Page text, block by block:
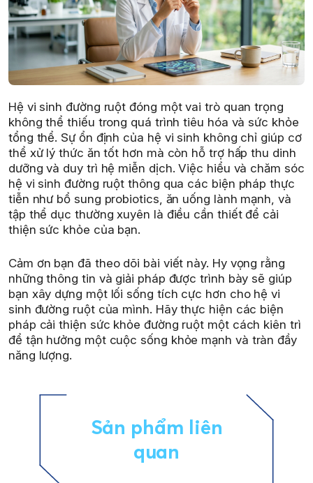
Hệ vi sinh đường ruột đóng một vai trò quan trọng
không thể thiếu trong quá trình tiêu hóa và sức khỏe
tổng thể. Sự ổn định của hệ vi sinh không chỉ giúp cơ
thể xử lý thức ăn tốt hơn mà còn hỗ trợ hấp thu dinh
dưỡng và duy trì hệ miễn dịch. Việc hiểu và chăm sóc
hệ vi sinh đường ruột thông qua các biện pháp thực
tiễn như bổ sung probiotics, ăn uống lành mạnh, và
tập thể dục thường xuyên là điều cần thiết để cải
thiện sức khỏe của bạn.
Cảm ơn bạn đã theo dõi bài viết này. Hy vọng rằng
những thông tin và giải pháp được trình bày sẽ giúp
bạn xây dựng một lối sống tích cực hơn cho hệ vi
sinh đường ruột của mình. Hãy thực hiện các biện
pháp cải thiện sức khỏe đường ruột một cách kiên trì
để tận hưởng một cuộc sống khỏe mạnh và tràn đầy
năng lượng.
Sản phẩm liên
quan